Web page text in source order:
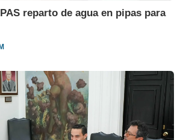
reparto de agua en pipas para